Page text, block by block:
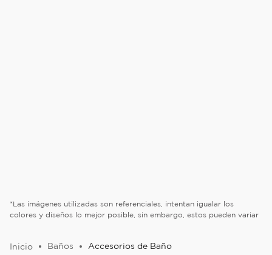
*Las imágenes utilizadas son referenciales, intentan igualar los
colores y diseños lo mejor posible, sin embargo, estos pueden variar
Baños Accesorios de Baño